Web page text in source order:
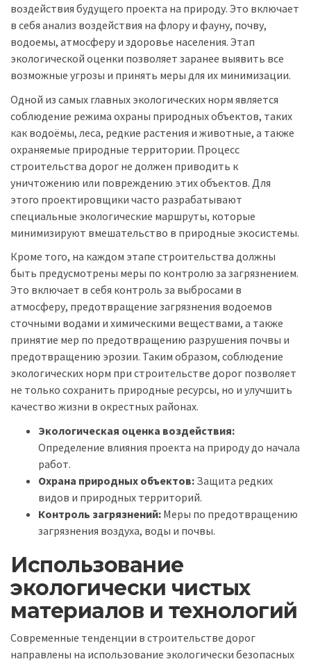
воздействия будущего проекта на природу. Это включает
в себя анализ воздействия на флору и фауну, почву,
водоемы, атмосферу и здоровье населения. Этап
экологической оценки позволяет заранее выявить все
возможные угрозы и принять меры для их минимизации.
Одной из самых главных экологических норм является
соблюдение режима охраны природных объектов, таких
как водоёмы, леса, редкие растения и животные, а также
охраняемые природные территории. Процесс
строительства дорог не должен приводить к
уничтожению или повреждению этих объектов. Для
этого проектировщики часто разрабатывают
специальные экологические маршруты, которые
минимизируют вмешательство в природные экосистемы.
Кроме того, на каждом этапе строительства должны
быть предусмотрены меры по контролю за загрязнением.
Это включает в себя контроль за выбросами в
атмосферу, предотвращение загрязнения водоемов
сточными водами и химическими веществами, а также
принятие мер по предотвращению разрушения почвы и
предотвращению эрозии. Таким образом, соблюдение
экологических норм при строительстве дорог позволяет
не только сохранить природные ресурсы, но и улучшить
качество жизни в окрестных районах.
Экологическая оценка воздействия:
Определение влияния проекта на природу до начала
работ.
Охрана природных объектов: Защита редких
видов и природных территорий.
Контроль загрязнений: Меры по предотвращению
загрязнения воздуха, воды и почвы.
Использование
экологически чистых
материалов и технологий
Современные тенденции в строительстве дорог
направлены на использование экологически безопасных